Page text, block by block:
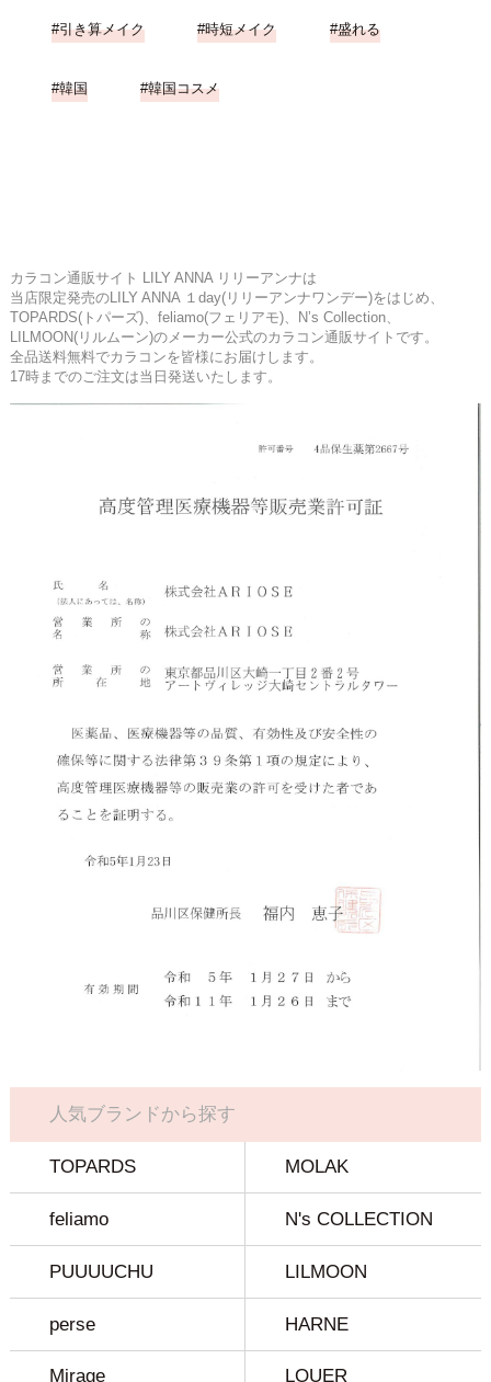
引き算メイク 時短メイク 盛れる
韓国 韓国コスメ
カラコン通販サイト LILY ANNA リリーアンナは
当店限定発売のLILY ANNA １day(リリーアンナワンデー)をはじめ、
TOPARDS(トパーズ)、feliamo(フェリアモ)、N’s Collection、
LILMOON(リルムーン)のメーカー公式のカラコン通販サイトです。
全品送料無料でカラコンを皆様にお届けします。
17時までのご注文は当日発送いたします。
人気ブランドから探す
TOPARDS MOLAK
feliamo N's COLLECTION
PUUUUCHU LILMOON
perse HARNE
Mirage LOUER